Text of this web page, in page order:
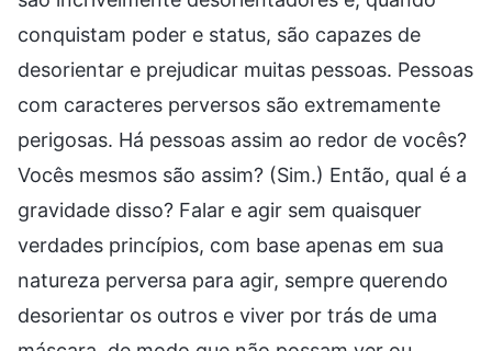
conquistam poder e status, são capazes de
desorientar e prejudicar muitas pessoas. Pessoas
com caracteres perversos são extremamente
perigosas. Há pessoas assim ao redor de vocês?
Vocês mesmos são assim? (Sim.) Então, qual é a
gravidade disso? Falar e agir sem quaisquer
verdades princípios, com base apenas em sua
natureza perversa para agir, sempre querendo
desorientar os outros e viver por trás de uma